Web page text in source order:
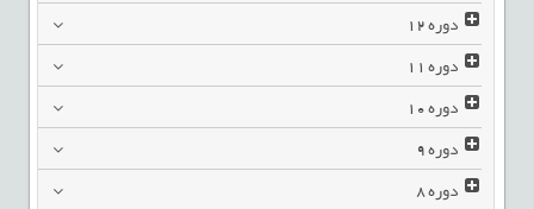
دوره12
دوره11
دوره10
دوره9
دوره8